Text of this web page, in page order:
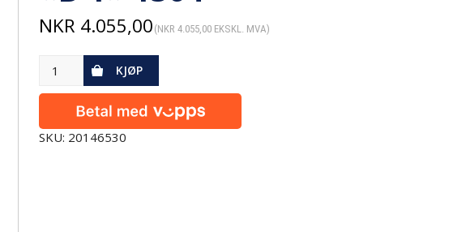
NKR 4.055,00 (NKR 4.055,00 EKSKL. MVA)
KJØP
SKU: 20146530